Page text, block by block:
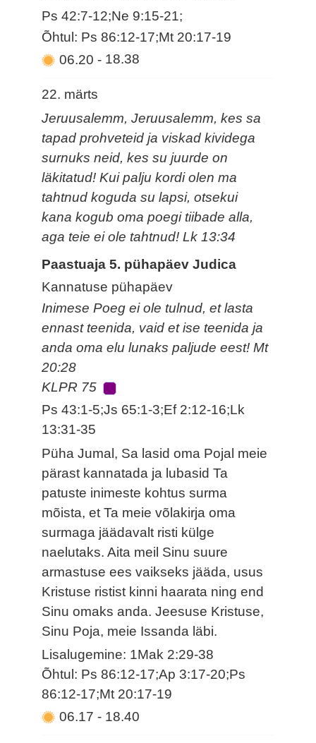
Ps 42:7-12;Ne 9:15-21;
Õhtul: Ps 86:12-17;Mt 20:17-19
06.20- 18.38
22. märts
Jeruusalemm, Jeruusalemm, kes sa
tapad prohveteid ja viskad kividega
surnuks neid, kes su juurde on
läkitatud! Kui palju kordi olen ma
tahtnud koguda su lapsi, otsekui
kana kogub oma poegi tiibade alla,
aga teie ei ole tahtnud! Lk 13:34
Paastuaja 5. pühapäev Judica
Kannatuse pühapäev
Inimese Poeg ei ole tulnud, et lasta
ennast teenida, vaid et ise teenida ja
anda oma elu lunaks paljude eest! Mt
20:28
KLPR 75
Ps 43:1-5;Js 65:1-3;Ef 2:12-16;Lk
13:31-35
Püha Jumal, Sa lasid oma Pojal meie
pärast kannatada ja lubasid Ta
patuste inimeste kohtus surma
mõista, et Ta meie võlakirja oma
surmaga jäädavalt risti külge
naelutaks. Aita meil Sinu suure
armastuse ees vaikseks jääda, usus
Kristuse ristist kinni haarata ning end
Sinu omaks anda. Jeesuse Kristuse,
Sinu Poja, meie Issanda läbi.
Lisalugemine: 1Mak 2:29-38
Õhtul: Ps 86:12-17;Ap 3:17-20;Ps
86:12-17;Mt 20:17-19
06.17- 18.40